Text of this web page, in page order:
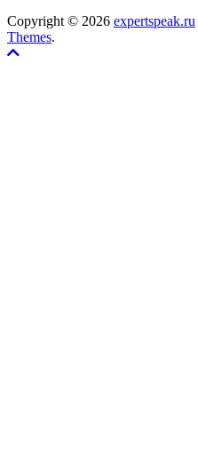
Copyright © 2026 expertspeak.ru
Themes.